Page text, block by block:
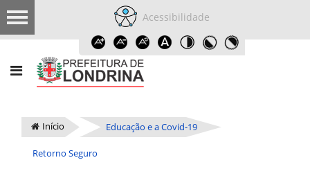
Acessibilidade
Início Educação e a Covid-19
Retorno Seguro